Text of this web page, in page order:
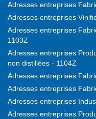
Adresses entreprises
Adresses entreprises
Adresses entreprises
1103Z
Adresses entreprises
non distillées - 1104Z
Adresses entreprises
Adresses entreprises
Adresses entreprises
Adresses entreprises